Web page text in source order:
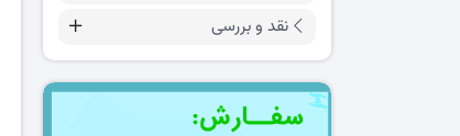
نقد و بررسی